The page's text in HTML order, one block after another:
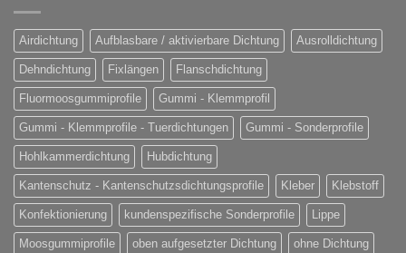
Airdichtung Aufblasbare / aktivierbare Dichtung Ausrolldichtung
Dehndichtung Fixlängen Flanschdichtung
Fluormoosgummiprofile Gummi - Klemmprofil
Gummi - Klemmprofile - Tuerdichtungen Gummi - Sonderprofile
Hohlkammerdichtung Hubdichtung
Kantenschutz - Kantenschutzsdichtungsprofile Kleber Klebstoff
Konfektionierung kundenspezifische Sonderprofile Lippe
Moosgummiprofile oben aufgesetzter Dichtung ohne Dichtung